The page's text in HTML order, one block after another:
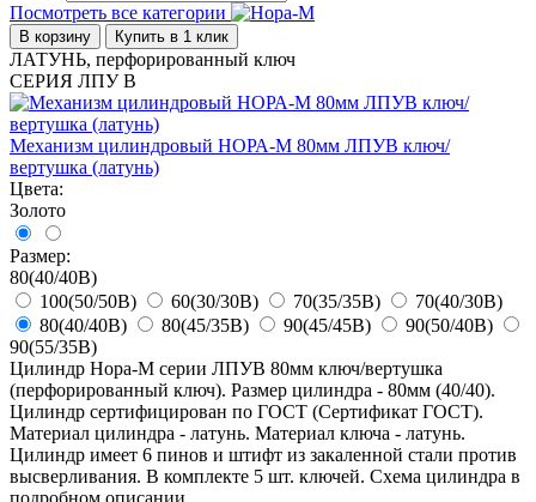
Посмотреть все категории
В корзину Купить в 1 клик
ЛАТУНЬ, перфорированный ключ
СЕРИЯ ЛПУ В
Механизм цилиндровый НОРА-М 80мм ЛПУВ ключ/
вертушка (латунь)
Цвета:
Золото
Размер:
80(40/40В)
100(50/50В)
60(30/30В) 70(35/35В)
70(40/30В)
80(40/40В)
80(45/35В) 90(45/45В)
90(50/40В)
90(55/35В)
Цилиндр Нора-М серии ЛПУВ 80мм ключ/вертушка
(перфорированный ключ). Размер цилиндра - 80мм (40/40).
Цилиндр сертифицирован по ГОСТ (Сертификат ГОСТ).
Материал цилиндра - латунь. Материал ключа - латунь.
Цилиндр имеет 6 пинов и штифт из закаленной стали против
высверливания. В комплекте 5 шт. ключей. Схема цилиндра в
подробном описании